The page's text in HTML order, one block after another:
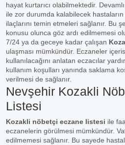
hayat kurtarıcı olabilmektedir.
ile zor durumda kalabilecek
ilaçlarını temin etmeleri sağlanır. Bu
konusu olunca göz ardı edilmemesi
7/24 ya da geceye kadar çalışan
ulaşması mümkündür. Eczaneler
kullanılacağını anlatan eczacılar
kullanım koşulları yanında saklama
verilmesi de sağlanır.
Nevşehir Kozakli
Listesi
Kozakli nöbetçi eczane listesi ile
eczanelerin görülmesi mümkündür.
edilmemesi sağlanır. Bu sayede